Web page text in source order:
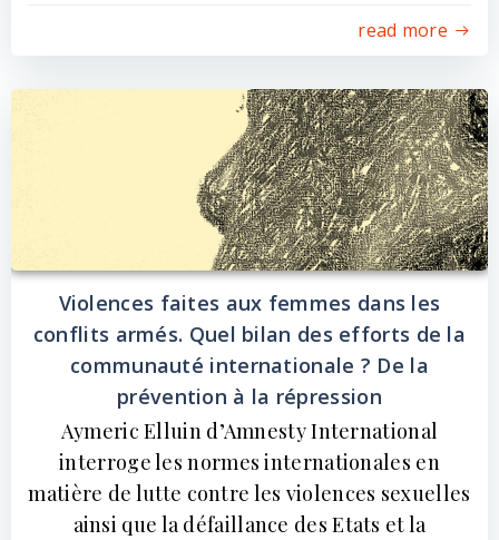
read more
Violences faites aux femmes dans les
conflits armés. Quel bilan des efforts de la
communauté internationale ? De la
prévention à la répression
Aymeric Elluin d’Amnesty International
interroge les normes internationales en
matière de lutte contre les violences sexuelles
ainsi que la défaillance des Etats et la